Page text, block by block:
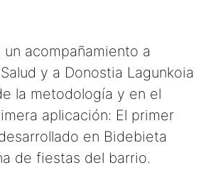
acompañamiento a
y a Donostia Lagunkoia
la metodología y en el
aplicación: El primer
en Bidebieta
de fiestas del barrio.